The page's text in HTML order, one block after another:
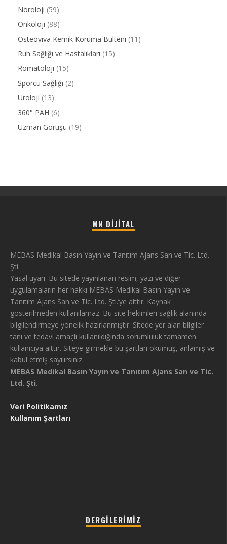
Nöroloji (59)
Onkoloji (88)
Osteoviva Kemik Koruma Bülteni (11)
Ruh Sağlığı ve Hastalıkları (15)
Romatoloji (15)
Sporcu Sağlığı (2)
Üroloji (13)
360° PAH (6)
Uzman Görüşü (19)
MN DIJITAL
MEBAS Medikal Basın Yayın ve Tanıtım Ajans San ve Tic. Ltd.
Şti.
Yasal uyarı: Bu sitede yayınlanan resim, yazı ve diğer
uygulamaların her hakkı MEBAS Medikal Basın Yayın ve
Tanıtım Ajans San ve Tic. Ltd. Şti.’ye aittir. Kaynak
gösterilmeden kullanılamaz. Bu site hekimleri sağlık alanında
bilgilendirmeye yönelik hazırlanmıştır. Sitede yer alan bilgiler
tanı ve tedavi amaçlı kullanıldığında sorumluluk tamamen
kullanıcıya aittir. Siteye girmekle bu şartları okumuş, anlamış ve
kabul etmiş sayılırsınız.
MEBAS Medikal Basın Yayın ve Tanıtım Ajans San ve Tic.
Ltd. Şti.
Veri Politikamız
Kullanım Şartları
DERGILERIMIZ